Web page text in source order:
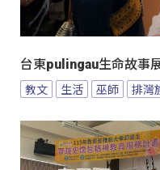
台東pulingau生命故事
教文 生活 巫師 排灣